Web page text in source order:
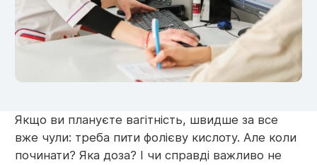
Якщо ви плануєте вагітність, швидше за все
вже чули: треба пити фолієву кислоту. Але коли
починати? Яка доза? І чи справді важливо не